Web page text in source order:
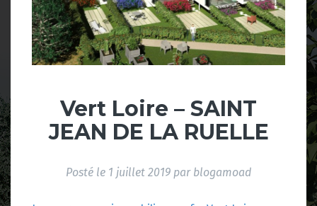
Vert Loire – SAINT
JEAN DE LA RUELLE
Posté le 1 juillet 2019 par blogamoad